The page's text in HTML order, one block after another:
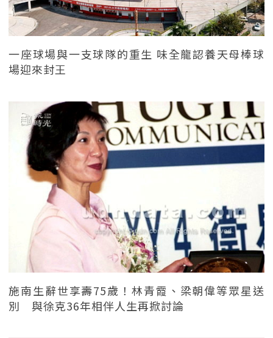
一座球場與一支球隊的重生 味全龍認養天母棒球
場迎來封王
施南生辭世享壽75歲！林青霞、梁朝偉等眾星送
別 與徐克36年相伴人生再掀討論